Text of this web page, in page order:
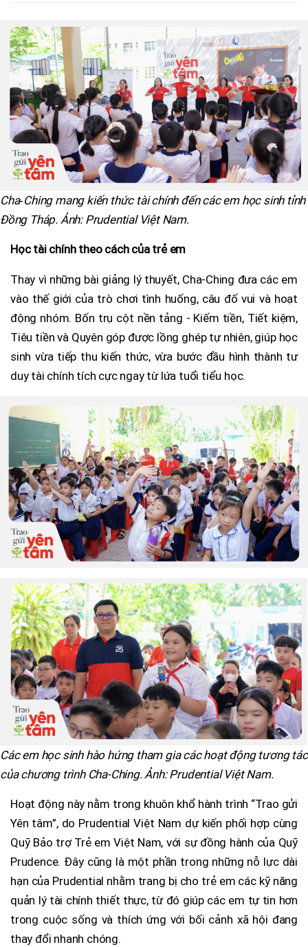
Cha‑Ching mang kiến thức tài chính đến các em học sinh tỉnh
Đồng Tháp. Ảnh: Prudential Việt Nam.
Học tài chính theo cách của trẻ em
Thay vì những bài giảng lý thuyết, Cha-Ching đưa các em
vào thế giới của trò chơi tình huống, câu đố vui và hoạt
động nhóm. Bốn trụ cột nền tảng - Kiếm tiền, Tiết kiệm,
Tiêu tiền và Quyên góp được lồng ghép tự nhiên, giúp học
sinh vừa tiếp thu kiến thức, vừa bước đầu hình thành tư
duy tài chính tích cực ngay từ lứa tuổi tiểu học.
Các em học sinh hào hứng tham gia các hoạt động tương tác
của chương trình Cha-Ching. Ảnh: Prudential Việt Nam.
Hoạt động này nằm trong khuôn khổ hành trình “Trao gửi
Yên tâm”, do Prudential Việt Nam dự kiến phối hợp cùng
Quỹ Bảo trợ Trẻ em Việt Nam, với sự đồng hành của Quỹ
Prudence. Đây cũng là một phần trong những nỗ lực dài
hạn của Prudential nhằm trang bị cho trẻ em các kỹ năng
quản lý tài chính thiết thực, từ đó giúp các em tự tin hơn
trong cuộc sống và thích ứng với bối cảnh xã hội đang
thay đổi nhanh chóng.